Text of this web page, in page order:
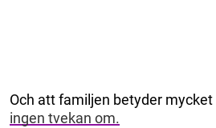
Och att familjen betyder mycket
ingen tvekan om.